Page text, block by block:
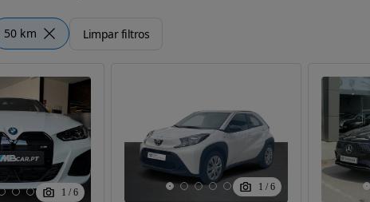
50 km Limpar filtros
1 / 6
1 / 6